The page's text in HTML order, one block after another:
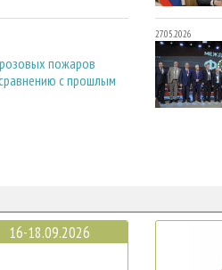
пожаров
с прошлым
27.05.2026
16-18.09.2026